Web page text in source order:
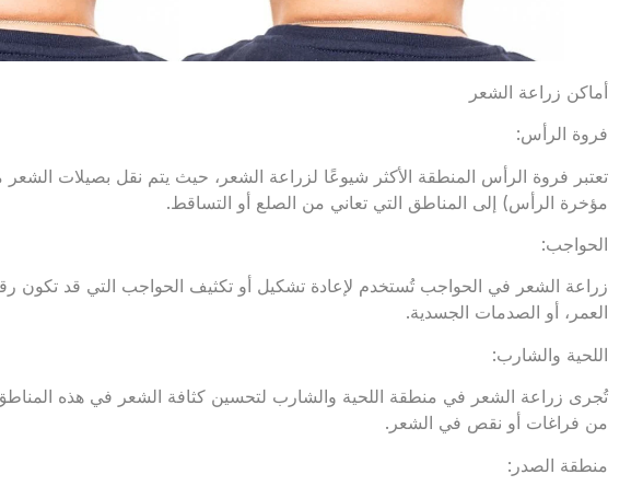
أماكن زراعة الشعر
فروة الرأس:
تعتبر فروة الرأس المنطقة الأكثر شيوعًا لزراعة الشعر، حيث يتم نقل بصيلات
مؤخرة الرأس) إلى المناطق التي تعاني من الصلع أو التساقط.
الحواجب:
زراعة الشعر في الحواجب تُستخدم لإعادة تشكيل أو تكثيف الحواجب التي قد تكون
العمر، أو الصدمات الجسدية.
اللحية والشارب:
تُجرى زراعة الشعر في منطقة اللحية والشارب لتحسين كثافة الشعر في هذه
من فراغات أو نقص في الشعر.
منطقة الصدر: